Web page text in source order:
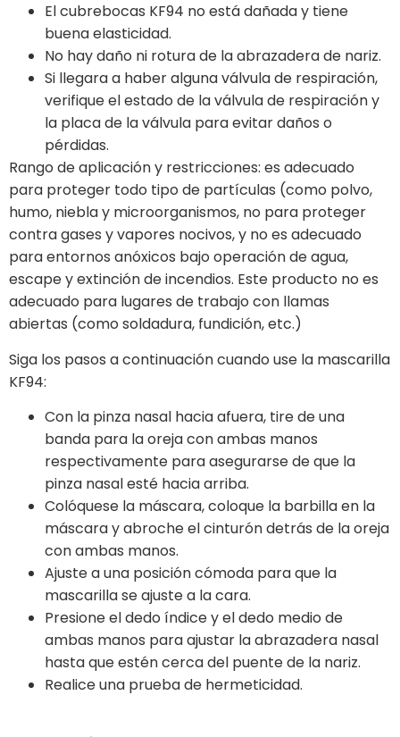
El cubrebocas KF94 no está dañada y tiene
buena elasticidad.
No hay daño ni rotura de la abrazadera de nariz.
Si llegara a haber alguna válvula de respiración,
verifique el estado de la válvula de respiración y
la placa de la válvula para evitar daños o
pérdidas.
Rango de aplicación y restricciones: es adecuado
para proteger todo tipo de partículas (como polvo,
humo, niebla y microorganismos, no para proteger
contra gases y vapores nocivos, y no es adecuado
para entornos anóxicos bajo operación de agua,
escape y extinción de incendios. Este producto no es
adecuado para lugares de trabajo con llamas
abiertas (como soldadura, fundición, etc.)
Siga los pasos a continuación cuando use la mascarilla
KF94:
Con la pinza nasal hacia afuera, tire de una
banda para la oreja con ambas manos
respectivamente para asegurarse de que la
pinza nasal esté hacia arriba.
Colóquese la máscara, coloque la barbilla en la
máscara y abroche el cinturón detrás de la oreja
con ambas manos.
Ajuste a una posición cómoda para que la
mascarilla se ajuste a la cara.
Presione el dedo índice y el dedo medio de
ambas manos para ajustar la abrazadera nasal
hasta que estén cerca del puente de la nariz.
Realice una prueba de hermeticidad.